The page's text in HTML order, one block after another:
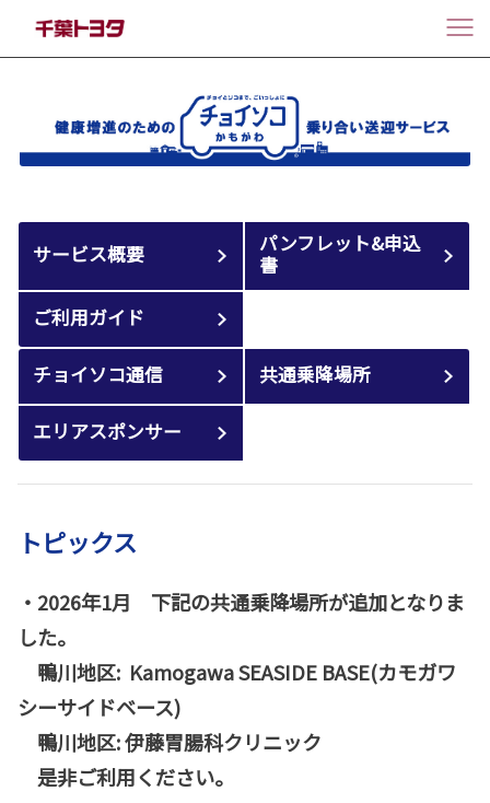
サービス概要
パンフレット&申込
書
ご利用ガイド
チョイソコ通信 共通乗降場所
エリアスポンサー
トピックス
・2026年1月 下記の共通乗降場所が追加となりま
した。
鴨川地区: Kamogawa SEASIDE BASE(カモガワ
シーサイドベース)
鴨川地区: 伊藤胃腸科クリニック
是非ご利用ください。